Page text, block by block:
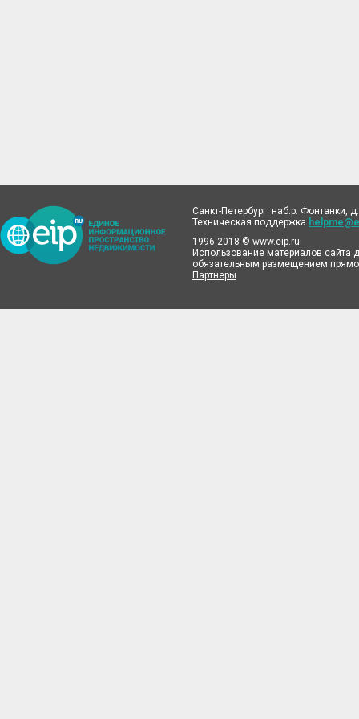
Санкт-Петербург: наб.р. Фонтанки,
Техническая поддержка
1996-2018 © www.eip.ru
Использование материалов сайта
обязательным размещением
Партнеры